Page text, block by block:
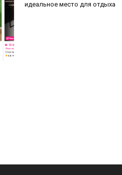
идеальное место для отдыха